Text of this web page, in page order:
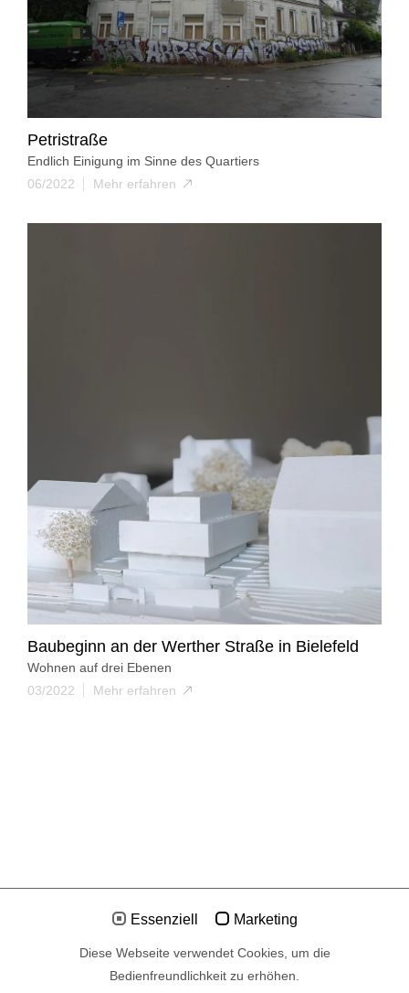
Petristraße
Endlich Einigung im Sinne des Quartiers
06/2022
Mehr erfahren
Baubeginn an der Werther Straße in Bielefeld
Wohnen auf drei Ebenen
03/2022
Mehr erfahren
Essenziell Marketing
Diese Webseite verwendet Cookies, um die
Bedienfreundlichkeit zu erhöhen.